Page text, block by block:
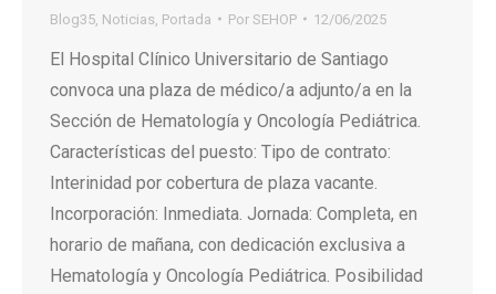
Blog35 Noticias Portada Por SEHOP 12/06/2025
El Hospital Clínico Universitario de Santiago
convoca una plaza de médico/a adjunto/a en la
Sección de Hematología y Oncología Pediátrica.
Características del puesto: Tipo de contrato:
Interinidad por cobertura de plaza vacante.
Incorporación: Inmediata. Jornada: Completa, en
horario de mañana, con dedicación exclusiva a
Hematología y Oncología Pediátrica. Posibilidad